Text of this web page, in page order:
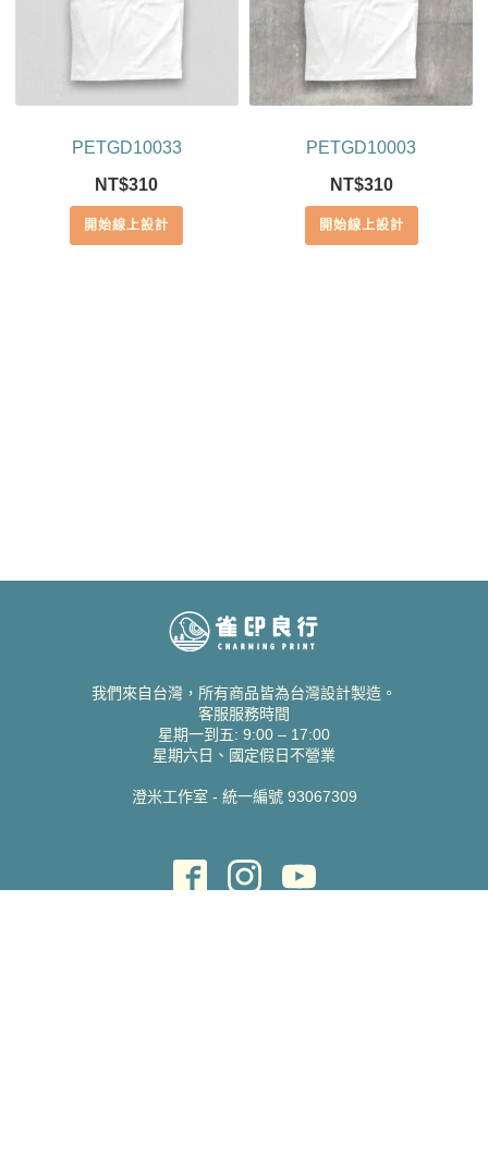
PETGD10033
NT$310
開始線上設計
PETGD10003
NT$310
開始線上設計
我們來自台灣，所有商品皆為台灣設計製造。
客服服務時間
星期一到五: 9:00 – 17:00
星期六日、國定假日不營業
澄米工作室 - 統一編號 93067309